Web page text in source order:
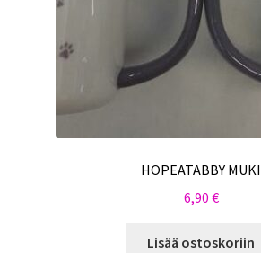
HOPEATABBY MUKI
6,90 €
Lisää ostoskoriin